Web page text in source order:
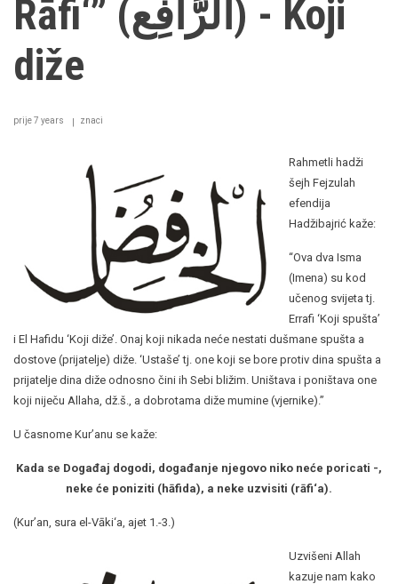
Rāfi‘” (ألْرَّافِع) - Koji
diže
prije 7 years znaci
Rahmetli hadži
šejh Fejzulah
efendija
Hadžibajrić kaže:
“Ova dva Isma
(Imena) su kod
učenog svijeta tj.
Errafi ‘Koji spušta’
i El Hafidu ‘Koji diže’. Onaj koji nikada neće nestati dušmane spušta a
dostove (prijatelje) diže. ‘Ustaše’ tj. one koji se bore protiv dina spušta a
prijatelje dina diže odnosno čini ih Sebi bližim. Uništava i poništava one
koji niječu Allaha, dž.š., a dobrotama diže mumine (vjernike).”
U časnome Kur’anu se kaže:
Kada se Događaj dogodi, događanje njegovo niko neće poricati -,
neke će poniziti (hāfida), a neke uzvisiti (rāfi‘a).
(Kur’an, sura el-Vāki‘a, ajet 1.-3.)
Uzvišeni Allah
kazuje nam kako